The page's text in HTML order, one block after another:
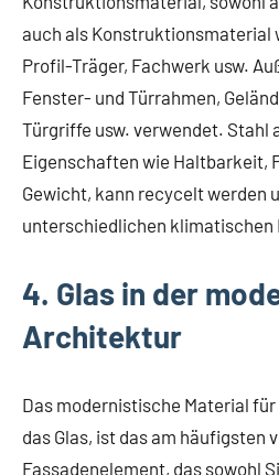
auch als Konstruktionsmaterial
Profil-Träger, Fachwerk usw.
Fenster- und Türrahmen,
Türgriffe usw. verwendet. Stahl
Eigenschaften wie Haltbarkeit,
Gewicht, kann recycelt werden
unterschiedlichen klimatischen
4. Glas in der
Architektur
Das modernistische Material
das Glas, ist das am häufigsten
Fassadenelement, das sowohl